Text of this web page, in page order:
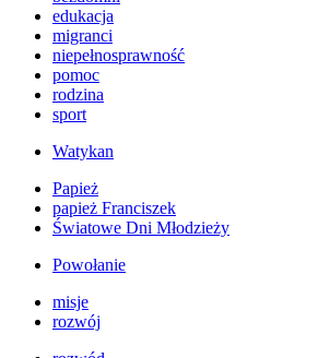
edukacja
migranci
niepełnosprawność
pomoc
rodzina
sport
Watykan
Papież
papież Franciszek
Światowe Dni Młodzieży
Powołanie
misje
rozwój